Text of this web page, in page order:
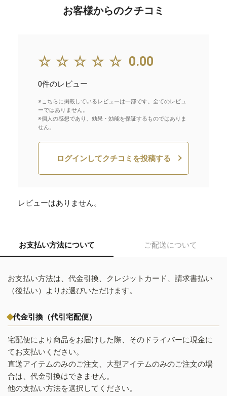
お客様からのクチコミ
☆☆☆☆☆ 0.00
0件のレビュー
※こちらに掲載しているレビューは一部です。全てのレビュ
ーではありません。
※個人の感想であり、効果・効能を保証するものではありま
せん。
ログインしてクチコミを投稿する
レビューはありません。
お支払い方法について ご配送について
お支払い方法は、代金引換、クレジットカード、請求書払い
（後払い）よりお選びいただけます。
代金引換（代引宅配便）
宅配便により商品をお届けした際、そのドライバーに現金に
てお支払いください。
直送アイテムのみのご注文、大型アイテムのみのご注文の場
合は、代金引換はできません。
他の支払い方法を選択してください。